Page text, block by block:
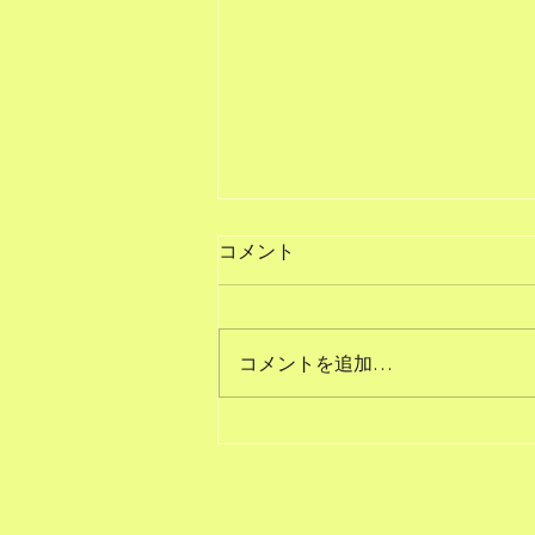
【公表】NEW VISION
コメント
コメントを追加…